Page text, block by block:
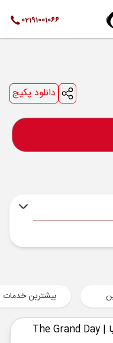
02191001066
دانلود پکیج
ماهان
مدت سفر :07:00
بیشترین خدمات
| The Grand Day